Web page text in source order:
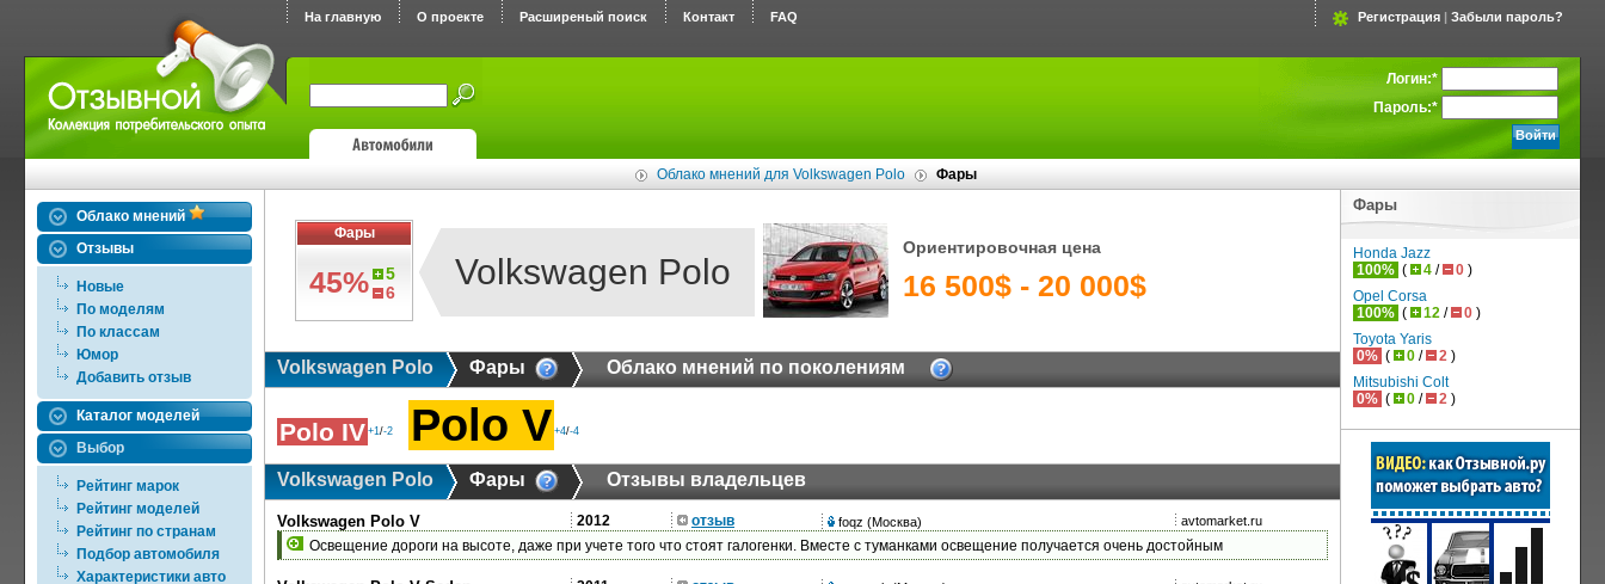
На главную О проекте Расширеный поиск Контакт FAQ Регистрация | Забыли пароль?
Логин:*
Пароль:*
Облако мнений для Volkswagen Polo Фары
Облако мнений
Отзывы
Новые
По моделям
По классам
Юмор
Добавить отзыв
Каталог моделей
Выбор
Рейтинг марок
Рейтинг моделей
Рейтинг по странам
Подбор автомобиля
Характеристики авто
Фары
45%
5
6
Volkswagen Polo
Ориентировочная цена
16 500$ - 20 000$
Volkswagen Polo Фары Облако мнений по поколениям
Polo IV +1/-2 Polo V +4/-4
Volkswagen Polo Фары Отзывы владельцев
Volkswagen Polo V 2012 отзыв foqz (Москва) avtomarket.ru
Освещение дороги на высоте, даже при учете того что стоят галогенки. Вместе с туманками освещение получается очень достойным
Фары
Honda Jazz
100% ( 4 / 0 )
Opel Corsa
100% ( 12 / 0 )
Toyota Yaris
0% ( 0 / 2 )
Mitsubishi Colt
0% ( 0 / 2 )